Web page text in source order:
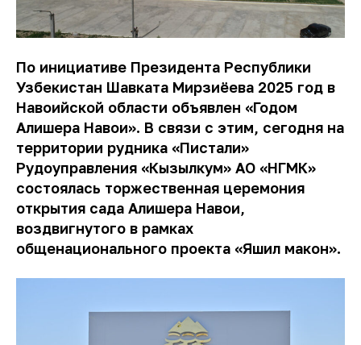
По инициативе Президента Республики
Узбекистан Шавката Мирзиёева 2025 год в
Навоийской области объявлен «Годом
Алишера Навои». В связи с этим, сегодня на
территории рудника «Пистали»
Рудоуправления «Кызылкум» АО «НГМК»
состоялась торжественная церемония
открытия сада Алишера Навои,
воздвигнутого в рамках
общенационального проекта «Яшил макон».